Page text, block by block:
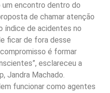
um encontro dentro do
de chamar atenção
índice de acidentes no
ficar de fora desse
é formar
esclareceu a
Jandra Machado.
funcionar como agentes